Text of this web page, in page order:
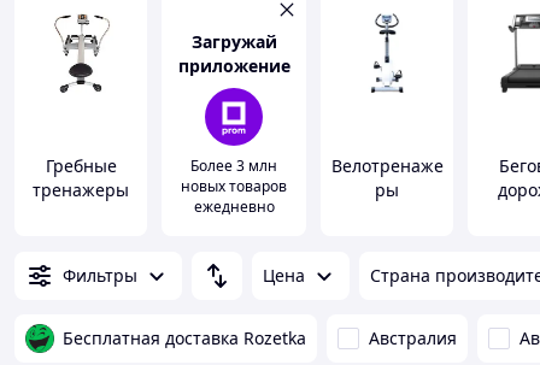
Гребные
тренажеры
Загружай
приложение
Более 3 млн
новых товаров
ежедневно
Велотренаже
ры
Фильтры Цена Страна
Бесплатная доставка Rozetka Австралия